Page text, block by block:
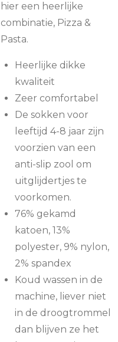
hier een heerlijke
combinatie, Pizza &
Pasta.
Heerlijke dikke
kwaliteit
Zeer comfortabel
De sokken voor
leeftijd 4-8 jaar zijn
voorzien van een
anti-slip zool om
uitglijdertjes te
voorkomen.
76% gekamd
katoen, 13%
polyester, 9% nylon,
2% spandex
Koud wassen in de
machine, liever niet
in de droogtrommel
dan blijven ze het